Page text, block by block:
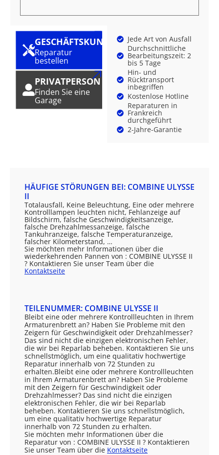
GESCHÄFTSKUNDE
Reparatur
bestellen
PRIVATPERSON
Finden Sie eine
Garage
Jede Art von Ausfall
Durchschnittliche
Bearbeitungszeit: 2
bis 5 Tage
Hin- und
Rücktransport
inbegriffen
Kostenlose Hotline
Reparaturen in
Frankreich
durchgeführt
2-Jahre-Garantie
HÄUFIGE STÖRUNGEN BEI: COMBINE ULYSSE
II
Totalausfall, Keine Beleuchtung, Eine oder mehrere
Kontrolllampen leuchten nicht, Fehlanzeige auf
Bildschirm, falsche Geschwindigkeitsanzeige,
falsche Drehzahlmessanzeige, falsche
Tankuhranzeige, falsche Temperaturanzeige,
falscher Kilometerstand, …
Sie möchten mehr Informationen über die
wiederkehrenden Pannen von : COMBINE ULYSSE II
? Kontaktieren Sie unser Team über die
Kontaktseite
TEILENUMMER: COMBINE ULYSSE II
Bleibt eine oder mehrere Kontrollleuchten in Ihrem
Armaturenbrett an? Haben Sie Probleme mit den
Zeigern für Geschwindigkeit oder Drehzahlmesser?
Das sind nicht die einzigen elektronischen Fehler,
die wir bei Reparlab beheben. Kontaktieren Sie uns
schnellstmöglich, um eine qualitativ hochwertige
Reparatur innerhalb von 72 Stunden zu
erhalten.Bleibt eine oder mehrere Kontrollleuchten
in Ihrem Armaturenbrett an? Haben Sie Probleme
mit den Zeigern für Geschwindigkeit oder
Drehzahlmesser? Das sind nicht die einzigen
elektronischen Fehler, die wir bei Reparlab
beheben. Kontaktieren Sie uns schnellstmöglich,
um eine qualitativ hochwertige Reparatur
innerhalb von 72 Stunden zu erhalten.
Sie möchten mehr Informationen über die
Reparatur von : COMBINE ULYSSE II ? Kontaktieren
Sie unser Team über die Kontaktseite